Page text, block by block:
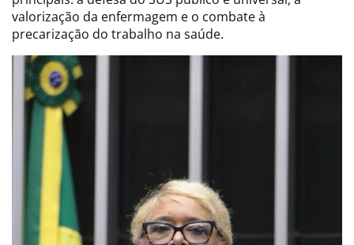
valorização da enfermagem e o combate à
precarização do trabalho na saúde.